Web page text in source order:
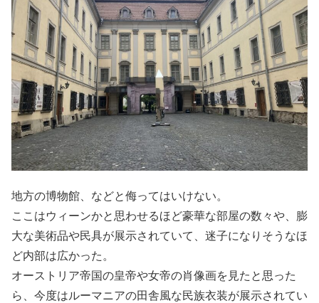
地方の博物館、などと侮ってはいけない。
ここはウィーンかと思わせるほど豪華な部屋の数々や、膨
大な美術品や民具が展示されていて、迷子になりそうなほ
ど内部は広かった。
オーストリア帝国の皇帝や女帝の肖像画を見たと思った
ら、今度はルーマニアの田舎風な民族衣装が展示されてい